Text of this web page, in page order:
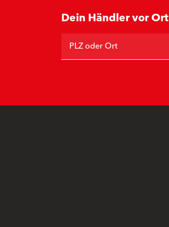
Dein Händler vor Ort
PLZ oder Ort